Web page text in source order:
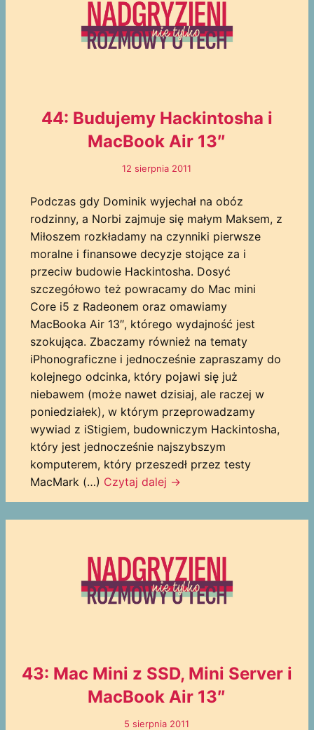
44: Budujemy Hackintosha i
MacBook Air 13″
12 sierpnia 2011
Podczas gdy Dominik wyjechał na obóz
rodzinny, a Norbi zajmuje się małym Maksem, z
Miłoszem rozkładamy na czynniki pierwsze
moralne i finansowe decyzje stojące za i
przeciw budowie Hackintosha. Dosyć
szczegółowo też powracamy do Mac mini
Core i5 z Radeonem oraz omawiamy
MacBooka Air 13″, którego wydajność jest
szokująca. Zbaczamy również na tematy
iPhonograficzne i jednocześnie zapraszamy do
kolejnego odcinka, który pojawi się już
niebawem (może nawet dzisiaj, ale raczej w
poniedziałek), w którym przeprowadzamy
wywiad z iStigiem, budowniczym Hackintosha,
który jest jednocześnie najszybszym
komputerem, który przeszedł przez testy
MacMark (…) Czytaj dalej →
43: Mac Mini z SSD, Mini Server i
MacBook Air 13″
5 sierpnia 2011